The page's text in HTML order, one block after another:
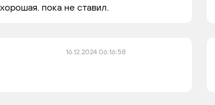
пока не ставил.
16.12.2024 06:16:58